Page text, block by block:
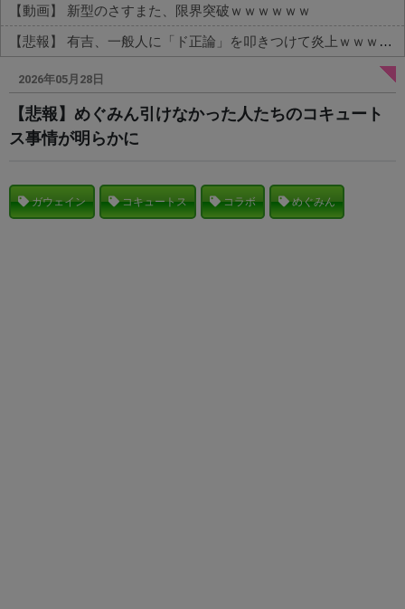
【動画】 新型のさすまた、限界突破ｗｗｗｗｗｗ
【悲報】 有吉、一般人に「ド正論」を叩きつけて炎上ｗｗｗｗｗｗｗｗ
Powered by livedoor 相互RSS
2026年05月28日
【悲報】めぐみん引けなかった人たちのコキュート
ス事情が明らかに
ガウェイン コキュートス コラボ めぐみん